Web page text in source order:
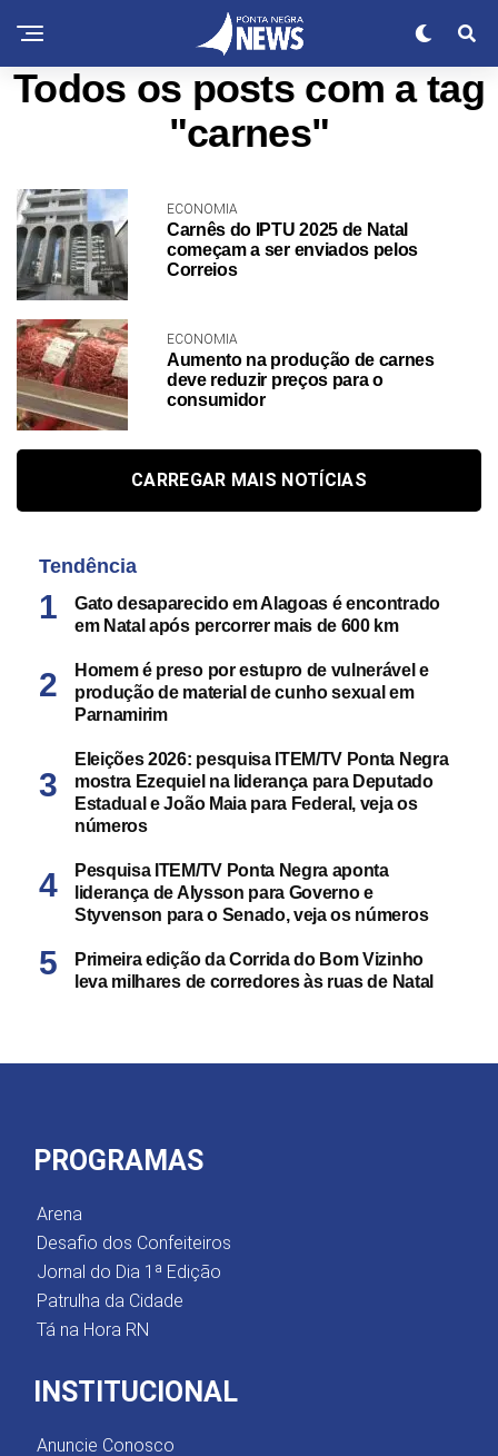
Todos os posts com a tag
"carnes"
ECONOMIA
Carnês do IPTU 2025 de Natal
começam a ser enviados pelos
Correios
ECONOMIA
Aumento na produção de carnes
deve reduzir preços para o
consumidor
CARREGAR MAIS NOTÍCIAS
Tendência
Gato desaparecido em Alagoas é encontrado
em Natal após percorrer mais de 600 km
Homem é preso por estupro de vulnerável e
produção de material de cunho sexual em
Parnamirim
Eleições 2026: pesquisa ITEM/TV Ponta Negra
mostra Ezequiel na liderança para Deputado
Estadual e João Maia para Federal, veja os
números
Pesquisa ITEM/TV Ponta Negra aponta
liderança de Alysson para Governo e
Styvenson para o Senado, veja os números
Primeira edição da Corrida do Bom Vizinho
leva milhares de corredores às ruas de Natal
PROGRAMAS
Arena
Desafio dos Confeiteiros
Jornal do Dia 1ª Edição
Patrulha da Cidade
Tá na Hora RN
INSTITUCIONAL
Anuncie Conosco